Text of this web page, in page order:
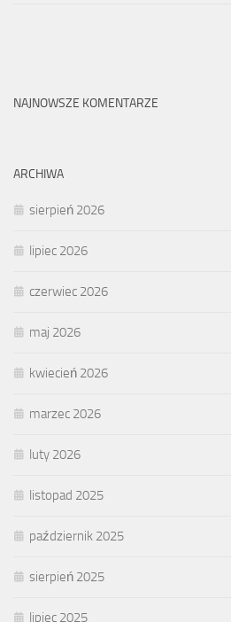
NAJNOWSZE KOMENTARZE
ARCHIWA
sierpień 2026
lipiec 2026
czerwiec 2026
maj 2026
kwiecień 2026
marzec 2026
luty 2026
listopad 2025
październik 2025
sierpień 2025
lipiec 2025